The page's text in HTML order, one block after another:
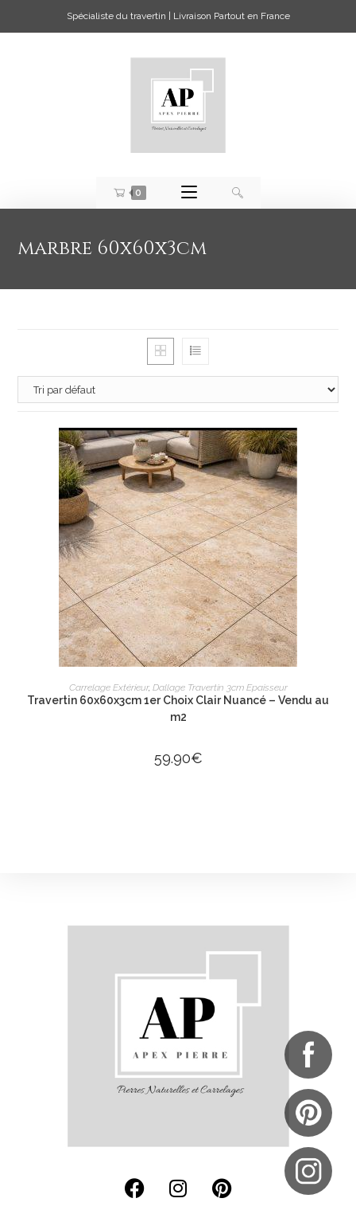
Spécialiste du travertin | Livraison Partout en France
0
marbre 60x60x3cm
AJOUTER AU PANIER
Carrelage Extérieur, Dallage Travertin 3cm Epaisseur
Travertin 60x60x3cm 1er Choix Clair Nuancé – Vendu au
m2
59.90€